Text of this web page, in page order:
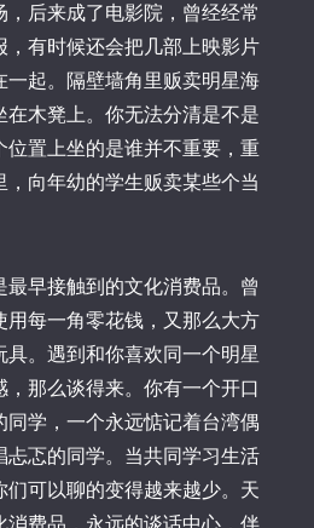
后来成了电影院，曾经经常
，有时候还会把几部上映影片
一起。隔壁墙角里贩卖明星海
木凳上。你无法分清是不是
位置上坐的是谁并不重要，重
向年幼的学生贩卖某些个当
早接触到的文化消费品。曾
用每一角零花钱，又那么大方
。遇到和你喜欢同一个明星
那么谈得来。你有一个开口
同学，一个永远惦记着台湾偶
忐忑的同学。当共同学习生活
可以聊的变得越来越少。天